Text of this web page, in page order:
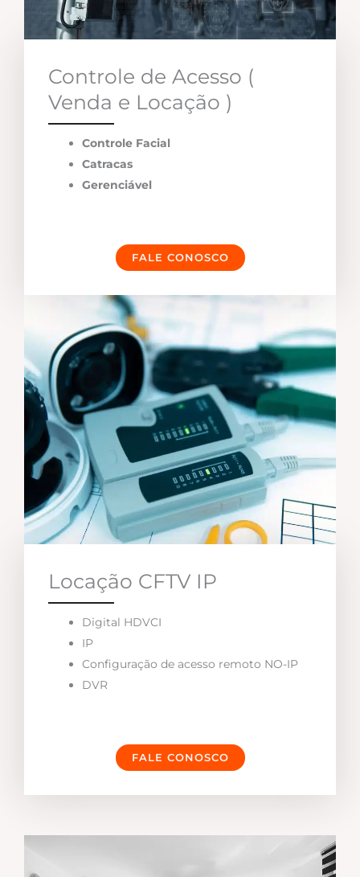
Controle de Acesso (
Venda e Locação )
Controle Facial
Catracas
Gerenciável
FALE CONOSCO
Locação CFTV IP
Digital HDVCI
IP
Configuração de acesso remoto NO-IP
DVR
FALE CONOSCO